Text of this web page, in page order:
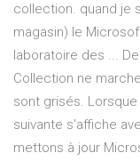
collection. quand je
magasin) le
laboratoire des ...
Collection ne
sont grisés.
suivante s'affiche
mettons à jour